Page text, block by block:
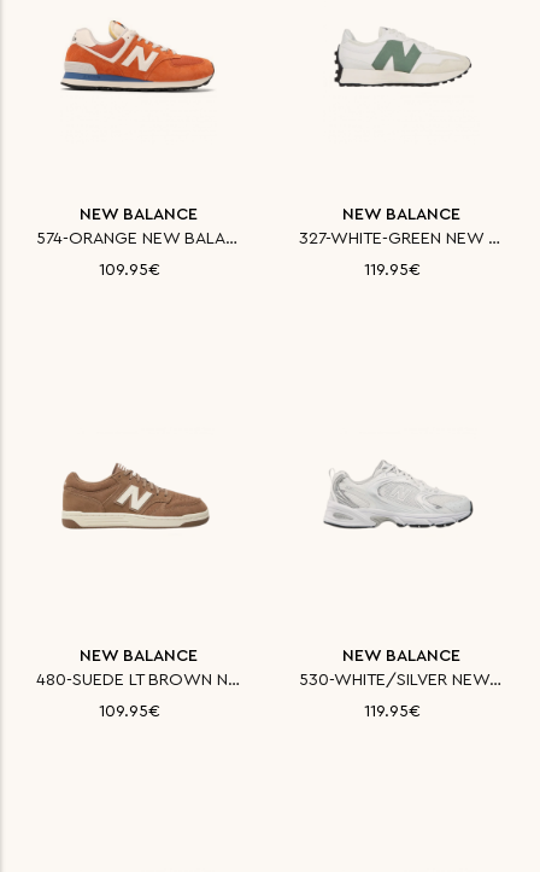
NEW BALANCE
574-ORANGE NEW BALANCE ΠΑΠΟΥΤΣ
109.95€
NEW BALANCE
327-WHITE-GREEN NEW BALANCE ΠΑ
119.95€
NEW BALANCE
480-SUEDE LT BROWN NEW BALANCE
109.95€
NEW BALANCE
530-WHITE/SILVER NEW BALANCE Π
119.95€